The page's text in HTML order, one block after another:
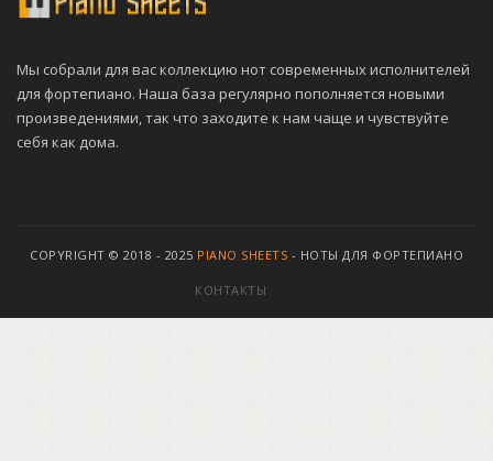
Мы собрали для вас коллекцию нот современных исполнителей
для фортепиано. Наша база регулярно пополняется новыми
произведениями, так что заходите к нам чаще и чувствуйте
себя как дома.
COPYRIGHT © 2018 - 2025 PIANO SHEETS - НОТЫ ДЛЯ ФОРТЕПИАНО
КОНТАКТЫ